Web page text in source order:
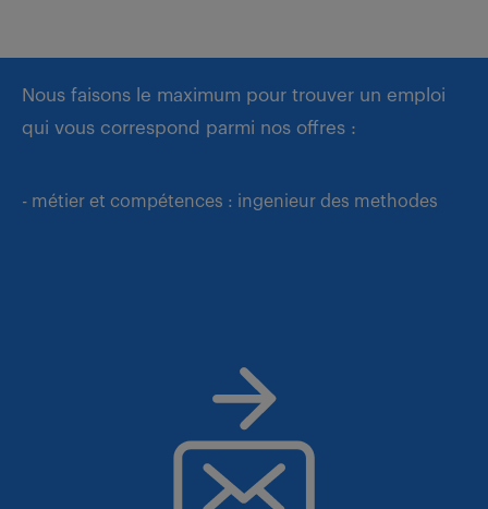
Nous faisons le maximum pour trouver un emploi
qui vous correspond parmi nos offres :
- métier et compétences : ingenieur des methodes